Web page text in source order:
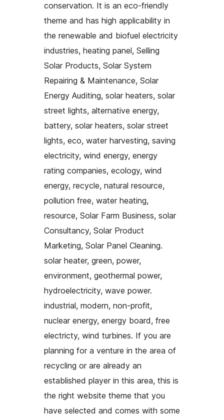
conservation. It is an eco-friendly
theme and has high applicability in
the renewable and biofuel electricity
industries, heating panel, Selling
Solar Products, Solar System
Repairing & Maintenance, Solar
Energy Auditing, solar heaters, solar
street lights, alternative energy,
battery, solar heaters, solar street
lights, eco, water harvesting, saving
electricity, wind energy, energy
rating companies, ecology, wind
energy, recycle, natural resource,
pollution free, water heating,
resource, Solar Farm Business, solar
Consultancy, Solar Product
Marketing, Solar Panel Cleaning.
solar heater, green, power,
environment, geothermal power,
hydroelectricity, wave power.
industrial, modern, non-profit,
nuclear energy, energy board, free
electricty, wind turbines. If you are
planning for a venture in the area of
recycling or are already an
established player in this area, this is
the right website theme that you
have selected and comes with some